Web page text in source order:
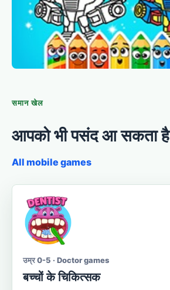
समान खेल
आपको भी पसंद आ सकता है
All mobile games
उम्र 0-5 · Doctor games
बच्चों के चिकित्सक